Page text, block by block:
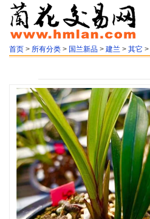
首页 > 所有分类 > 国兰新品 > 建兰 > 其它 >